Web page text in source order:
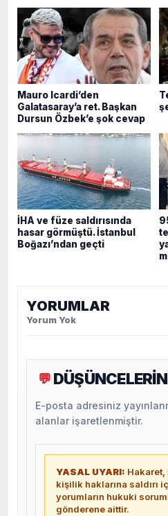
Mauro Icardi’den
Galatasaray’a ret. Başkan
Dursun Özbek’e şok cevap
İHA ve füze saldırısında
hasar görmüştü. İstanbul
Boğazı’ndan geçti
YORUMLAR
Yorum Yok
💬
E-posta adresiniz
alanlar işaretlenmiştir.
YASAL UYARI:
kişilik haklarına saldırı
yorumların hukuki
gönderene aittir.